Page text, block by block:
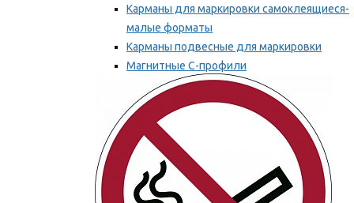
Карманы для маркировки самоклеящиеся-
малые форматы
Карманы подвесные для маркировки
Магнитные С-профили
Напольная маркировка
Мы рекомендуем